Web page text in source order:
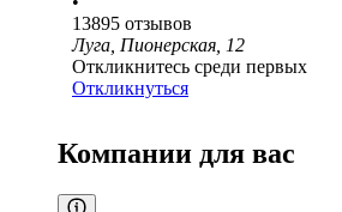
13895 отзывов
Луга, Пионерская, 12
Откликнитесь среди первых
Откликнуться
Компании для вас